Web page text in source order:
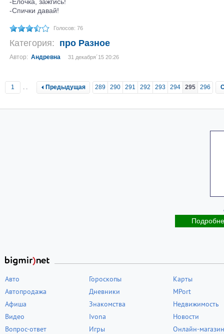
-Спички давай!
Голосов: 76
Категория: про Разное
Автор: Андревна 31 декабря´15 20:26
1 .. Предыдущая 289 290 291 292 293 294 295 296
Авто
Автопродажа
Афиша
Видео
Вопрос-ответ
Гороскопы
Дневники
Знакомства
Ivona
Игры
Карты
MPort
Недвижимость
Новости
Онлайн-магазин